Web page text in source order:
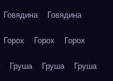
Говядина Говядина
Горох Горох Горох
Груша Груша Груша